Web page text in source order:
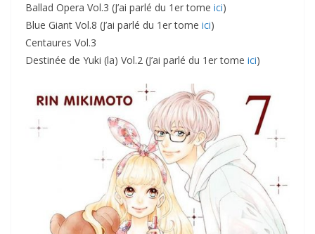
Ballad Opera Vol.3 (J’ai parlé du 1er tome ici)
Blue Giant Vol.8 (J’ai parlé du 1er tome ici)
Centaures Vol.3
Destinée de Yuki (la) Vol.2 (J’ai parlé du 1er tome ici)